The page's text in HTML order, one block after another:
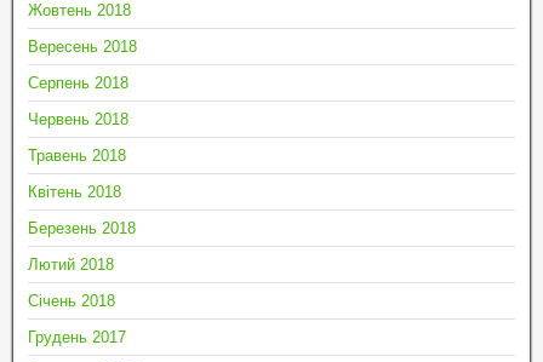
Жовтень 2018
Вересень 2018
Серпень 2018
Червень 2018
Травень 2018
Квітень 2018
Березень 2018
Лютий 2018
Січень 2018
Грудень 2017